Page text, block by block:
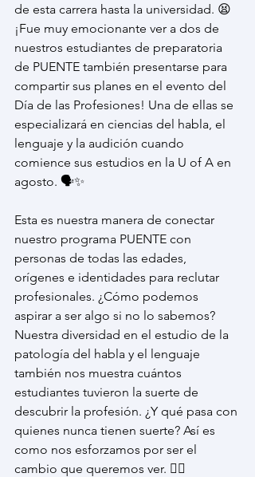
de esta carrera hasta la universidad. 😫
¡Fue muy emocionante ver a dos de
nuestros estudiantes de preparatoria
de PUENTE también presentarse para
compartir sus planes en el evento del
Día de las Profesiones! Una de ellas se
especializará en ciencias del habla, el
lenguaje y la audición cuando
comience sus estudios en la U of A en
agosto. 🗣️✨
Esta es nuestra manera de conectar
nuestro programa PUENTE con
personas de todas las edades,
orígenes e identidades para reclutar
profesionales. ¿Cómo podemos
aspirar a ser algo si no lo sabemos?
Nuestra diversidad en el estudio de la
patología del habla y el lenguaje
también nos muestra cuántos
estudiantes tuvieron la suerte de
descubrir la profesión. ¿Y qué pasa con
quienes nunca tienen suerte? Así es
como nos esforzamos por ser el
cambio que queremos ver. ✊🏽